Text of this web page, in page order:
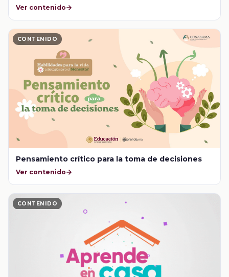
Ver contenido
CONTENIDO
Pensamiento crítico para la toma de decisiones
Ver contenido
CONTENIDO